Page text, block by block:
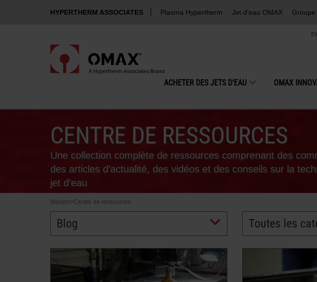
HYPERTHERM ASSOCIATES Plasma Hypertherm Jet d'eau OMAX
ACHETER DES JETS D’EAU OMAX
CENTRE DE RESSOURCES
Une collection complète de ressources comprenant des
des articles d’actualité, des vidéos et des conseils sur la
jet d’eau
Maison>Centre de ressources
Blog Toutes les